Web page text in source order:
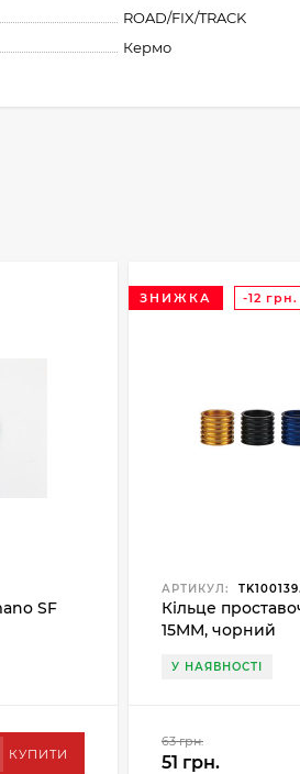
ROAD/FIX/TRACK
Кермо
SF
КУПИТИ
ЗНИЖКА -12 грн.
АРТИКУЛ:
Кільце
15MM, чорний
У НАЯВНОСТІ
63 грн.
51 грн.